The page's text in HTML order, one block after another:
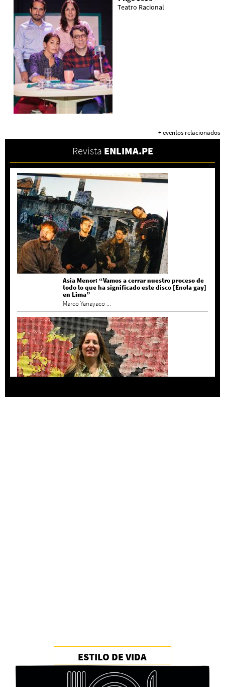
Teatro Racional
+ eventos relacionados
Revista ENLIMA.PE
Asia Menor: “Vamos a cerrar nuestro proceso de
todo lo que ha significado este disco [Enola gay]
en Lima”
Marco Yanayaco ...
ESTILO DE VIDA